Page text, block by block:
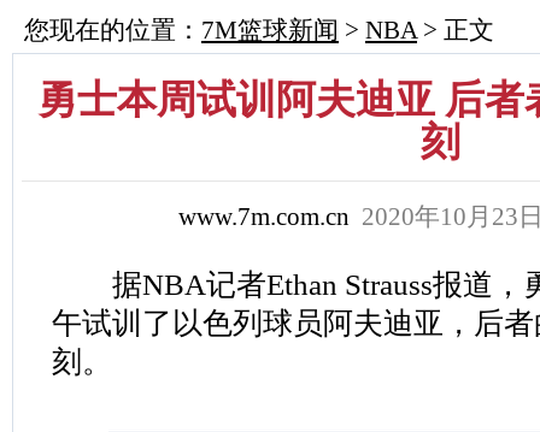
您现在的位置： 7M篮球新闻 > NBA> 正文
勇士本周试训阿夫迪亚 后
刻
www.7m.com.cn 2020年10月23
据NBA记者Ethan Strauss报道，
午试训了以色列球员阿夫迪亚，后
刻。